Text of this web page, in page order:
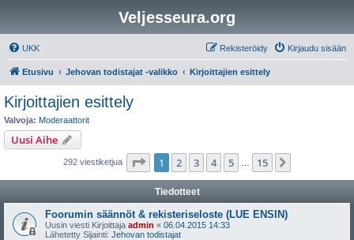
Veljesseura.org
UKK Kirjaudu sisään
Rekisteröidy
Etusivu Jehovan todistajat -valikko Kirjoittajien esittely
Kirjoittajien esittely
Valvoja: Moderaattorit
Uusi Aihe
292 viestiketjua Sivu /15
1 2 3 4 5 15
Tiedotteet
Foorumin säännöt & rekisteriseloste (LUE ENSIN)
Uusin viesti Kirjoittaja admin « 06.04.2015 14:33
Lähetetty Sijainti: Jehovan todistajat